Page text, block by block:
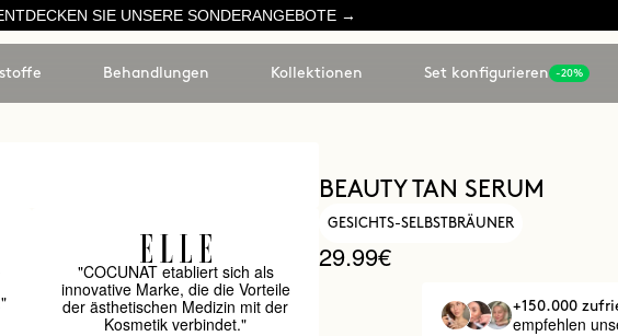
SIE UNSERE SONDERANGEBOTE →
Behandlungen Kollektionen Set konfigurieren -20%
"COCUNAT etabliert sich als
innovative Marke, die die Vorteile
der ästhetischen Medizin mit der
Kosmetik verbindet."
BEAUTY TAN SERUM
GESICHTS-SELBSTBRÄUNER
29.99€
+150.000
empfehlen